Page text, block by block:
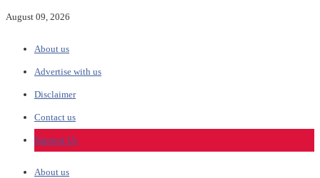
August 09, 2026
About us
Advertise with us
Disclaimer
Contact us
Support Us
About us